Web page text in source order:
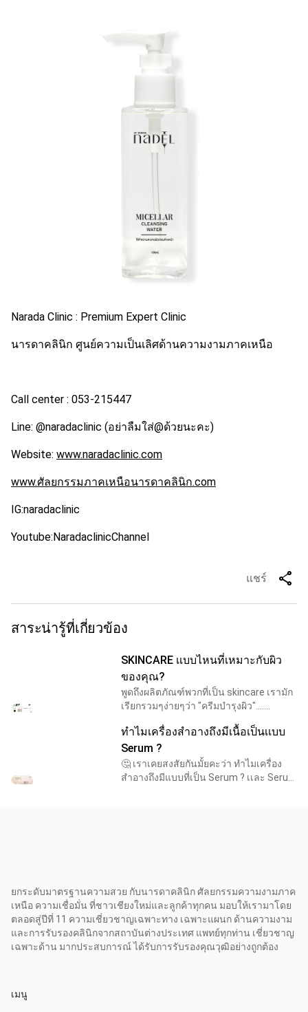
Narada Clinic : Premium Expert Clinic
นารดาคลินิก ศูนย์ความเป็นเลิศด้านความงามภาคเหนือ
Call center : 053-215447
Line: @naradaclinic (อย่าลืมใส่@ด้วยนะคะ)
Website: www.naradaclinic.com
www.ศัลยกรรมภาคเหนือนารดาคลินิก.com
IG:naradaclinic
Youtube:NaradaclinicChannel
แชร์ share
สาระน่ารู้ที่เกี่ยวข้อง
SKINCARE เเบบไหนที่เหมาะกับผิว
ของคุณ?
พูดถึงผลิตภัณฑ์พวกที่เป็น skincare เรามัก
เรียกรวมๆง่ายๆว่า "ครีมบำรุงผิว"....
แบบครีมอย่างเดียวนะ แต่มีทั้งแบบที่เป
ทำไมเครื่องสำอางถึงมีเนื้อเป็นเเบบ
Serum ?
🤔 เราเคยสงสัยกันมั้ยคะว่า ทำไมเครื่อง
สำอางถึงมีแบบที่เป็น Serum ? เเละ Serum
ยกระดับมาตรฐานความสวย กับนารดาคลินิก ศัลยกรรมความงามภาค
เหนือ ความเชื่อมั่น ที่ชาวเชียงใหม่และลูกค้าทุกคน มอบให้เรามาโดย
ตลอดสู่ปีที่ 11 ความเชี่ยวชาญเฉพาะทาง เฉพาะแผนก ด้านความงาม
และการรับรองคลินิกจากสถาบันต่างประเทศ แพทย์ทุกท่าน เชี่ยวชาญ
เฉพาะด้าน มากประสบการณ์ ได้รับการรับรองคุณวุฒิอย่างถูกต้อง
เมนู